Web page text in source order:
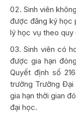
Sinh viên
được đăng ký học
lý học vụ theo quy
Sinh viên có
được gia hạn
Quyết định số
trưởng Trường
gia hạn thời gian
đại học.